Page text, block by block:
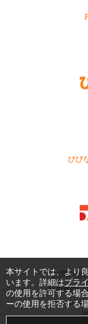
びび
お問い合
利用規約
Copyright ©
本サイトでは、より
います。詳細はプラ
の使用を許可する場
ーの使用を拒否する